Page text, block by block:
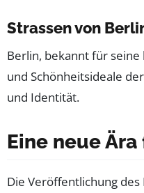
Strassen von
Berlin, bekannt für
und Schönheitsideale
und Identität.
Eine neue Ära
Die Veröffentlichung